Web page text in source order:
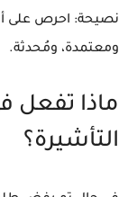
نصيحة: احرص على
ومعتمدة، ومُحدثة.
ماذا تفعل
التأشيرة؟